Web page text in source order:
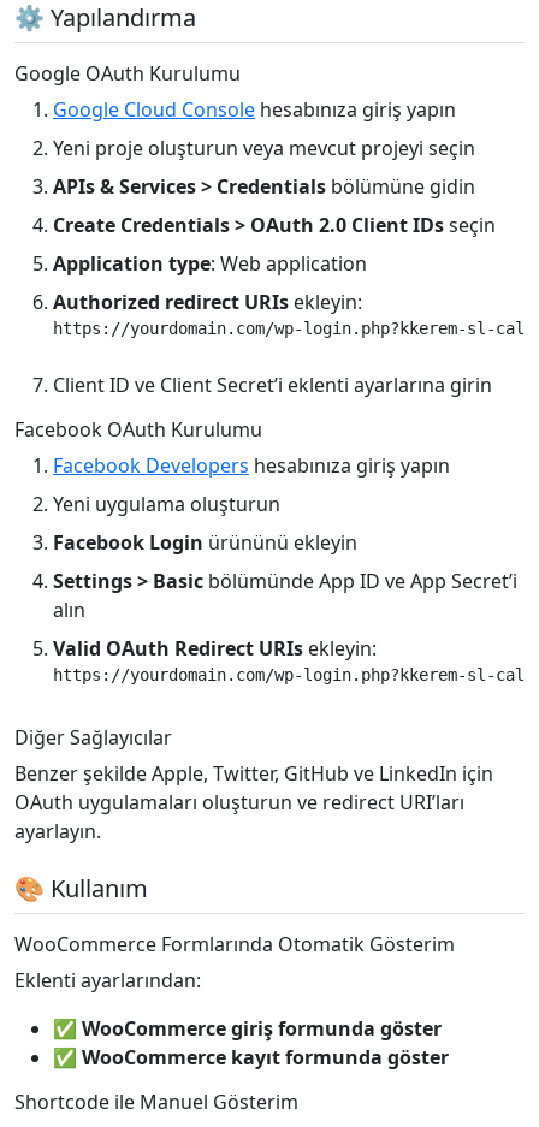
⚙️ Yapılandırma
Google OAuth Kurulumu
Google Cloud Console hesabınıza giriş yapın
Yeni proje oluşturun veya mevcut projeyi seçin
APIs & Services > Credentials bölümüne gidin
Create Credentials > OAuth 2.0 Client IDsseçin
Application type: Web application
Authorized redirect URIs ekleyin:
Client ID ve Client Secret’i eklenti ayarlarına girin
Facebook OAuth Kurulumu
Facebook Developers hesabınıza giriş yapın
Yeni uygulama oluşturun
Facebook Login ürününü ekleyin
Settings > Basic bölümünde App ID ve App Secret’i
alın
Valid OAuth Redirect URIs ekleyin:
Diğer Sağlayıcılar
Benzer şekilde Apple, Twitter, GitHub ve LinkedIn için
OAuth uygulamaları oluşturun ve redirect URI’ları
ayarlayın.
🎨 Kullanım
WooCommerce Formlarında Otomatik Gösterim
Eklenti ayarlarından:
✅ WooCommerce giriş formunda göster
✅ WooCommerce kayıt formunda göster
Shortcode ile Manuel Gösterim